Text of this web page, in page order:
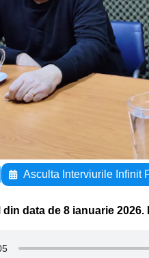
Asculta Interviurile Infinit
din data de 8 ianuarie